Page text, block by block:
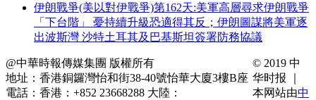
伊朗戰爭(美以對伊戰爭)第162天:美軍高層尋求伊朗戰爭
「下台階」 憂持續升級恐適得其反；伊朗圖謀將美軍逐
出波斯灣 沙特土耳其及巴基斯坦簽署防務協議
@中華時報傳媒集團 版權所有
地址：香港銅鑼灣怡和街38-40號怡華大廈3樓B座
電話：香港：+852 23668288 大陸：
© 2019 中
华时报 ｜
本网站由中